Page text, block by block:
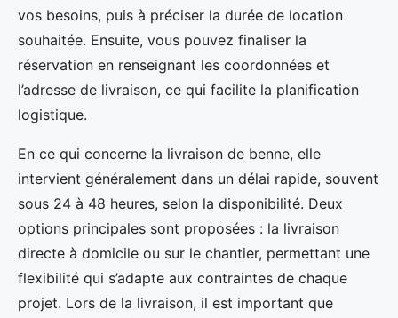
vos besoins, puis à préciser la durée de location
souhaitée. Ensuite, vous pouvez finaliser la
réservation en renseignant les coordonnées et
l’adresse de livraison, ce qui facilite la planification
logistique.
En ce qui concerne la livraison de benne, elle
intervient généralement dans un délai rapide, souvent
sous 24 à 48 heures, selon la disponibilité. Deux
options principales sont proposées : la livraison
directe à domicile ou sur le chantier, permettant une
flexibilité qui s’adapte aux contraintes de chaque
projet. Lors de la livraison, il est important que